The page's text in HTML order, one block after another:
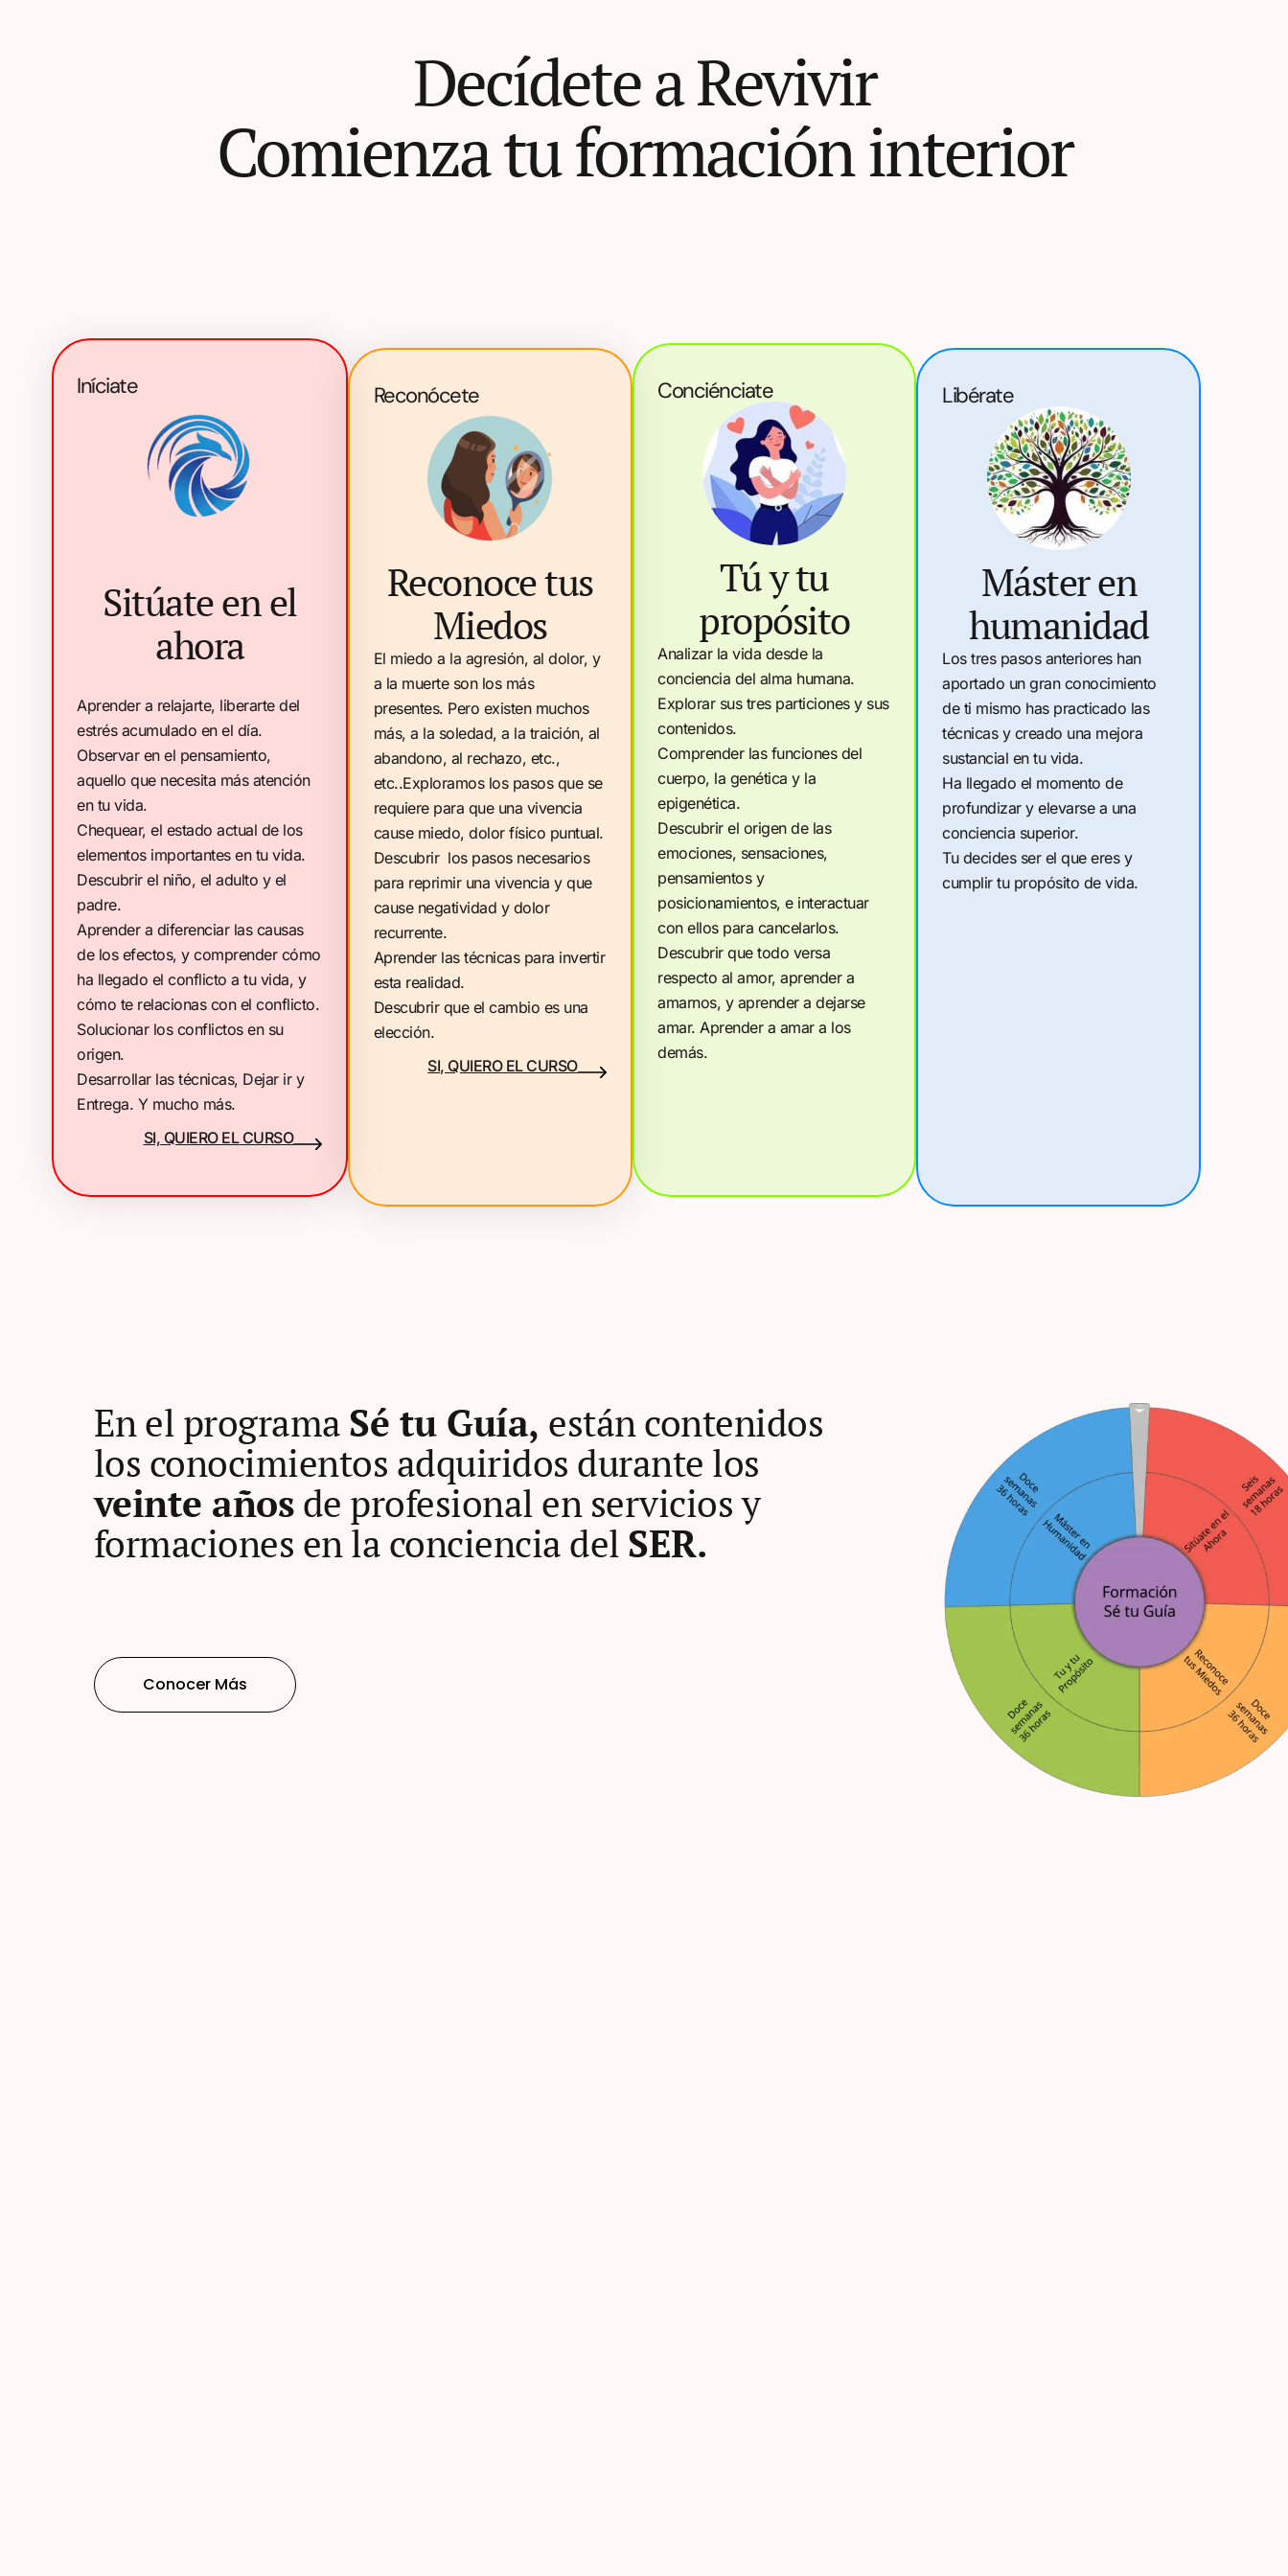
Decídete a Revivir
Comienza tu formación interior
Iníciate
Sitúate en el
ahora
Aprender a relajarte, liberarte del
estrés acumulado en el día.
Observar en el pensamiento,
aquello que necesita más atención
en tu vida.
Chequear, el estado actual de los
elementos importantes en tu vida.
Descubrir el niño, el adulto y el
padre.
Aprender a diferenciar las causas
de los efectos, y comprender cómo
ha llegado el conflicto a tu vida, y
cómo te relacionas con el conflicto.
Solucionar los conflictos en su
origen.
Desarrollar las técnicas, Dejar ir y
Entrega. Y mucho más.
SI, QUIERO EL CURSO
Reconócete
Reconoce tus
Miedos
El miedo a la agresión, al dolor, y
a la muerte son los más
presentes. Pero existen muchos
más, a la soledad, a la traición, al
abandono, al rechazo, etc.,
etc..Exploramos los pasos que se
requiere para que una vivencia
cause miedo, dolor físico puntual.
Descubrir los pasos necesarios
para reprimir una vivencia y que
cause negatividad y dolor
recurrente.
Aprender las técnicas para invertir
esta realidad.
Descubrir que el cambio es una
elección.
SI, QUIERO EL CURSO
Conciénciate
Tú y tu
propósito
Analizar la vida desde la
conciencia del alma humana.
Explorar sus tres particiones y sus
contenidos.
Comprender las funciones del
cuerpo, la genética y la
epigenética.
Descubrir el origen de las
emociones, sensaciones,
pensamientos y
posicionamientos, e interactuar
con ellos para cancelarlos.
Descubrir que todo versa
respecto al amor, aprender a
amarnos, y aprender a dejarse
amar. Aprender a amar a los
demás.
Libérate
Máster en
humanidad
Los tres pasos anteriores han
aportado un gran conocimiento
de ti mismo has practicado las
técnicas y creado una mejora
sustancial en tu vida.
Ha llegado el momento de
profundizar y elevarse a una
conciencia superior.
Tu decides ser el que eres y
cumplir tu propósito de vida.
En el programaSé tu Guía, están contenidos
los conocimientos adquiridos durante los
veinte añosde profesional en servicios y
formaciones en la conciencia delSER.
Conocer Más